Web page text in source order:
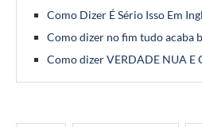
Como Dizer É Sério Isso Em
Como dizer no fim tudo acaba
Como dizer VERDADE NUA E